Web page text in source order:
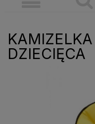
DZIECIĘCA